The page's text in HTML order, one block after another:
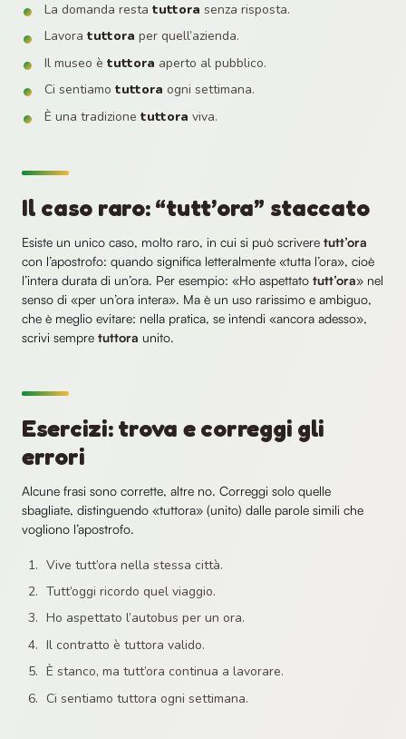
La domanda restatuttora senza risposta.
Lavoratuttora per quell’azienda.
Il museo ètuttora aperto al pubblico.
Ci sentiamotuttora ogni settimana.
È una tradizionetuttora viva.
Il caso raro: “tutt’ora” staccato
Esiste un unico caso, molto raro, in cui si può scrivere tutt’ora
con l’apostrofo: quando significa letteralmente «tutta l’ora», cioè
l’intera durata di un’ora. Per esempio: «Ho aspettato tutt’ora» nel
senso di «per un’ora intera». Ma è un uso rarissimo e ambiguo,
che è meglio evitare: nella pratica, se intendi «ancora adesso»,
scrivi sempre tuttora unito.
Esercizi: trova e correggi gli
errori
Alcune frasi sono corrette, altre no. Correggi solo quelle
sbagliate, distinguendo «tuttora» (unito) dalle parole simili che
vogliono l’apostrofo.
Vive tutt’ora nella stessa città.
Tutt’oggi ricordo quel viaggio.
Ho aspettato l’autobus per un ora.
Il contratto è tuttora valido.
È stanco, ma tutt’ora continua a lavorare.
Ci sentiamo tuttora ogni settimana.